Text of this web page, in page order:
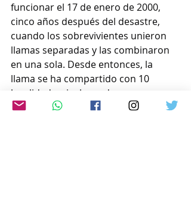
funcionar el 17 de enero de 2000,
cinco años después del desastre,
cuando los sobrevivientes unieron
llamas separadas y las combinaron
en una sola. Desde entonces, la
llama se ha compartido con 10
localidades, incluyendo
comunidades afectadas por el Gran